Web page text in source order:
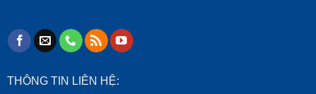
THÔNG TIN LIÊN HỆ: